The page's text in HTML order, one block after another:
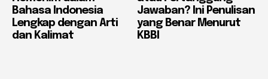
Bahasa Indonesia
Lengkap dengan Arti
dan Kalimat
Jawaban? Ini Penulisan
yang Benar Menurut
KBBI